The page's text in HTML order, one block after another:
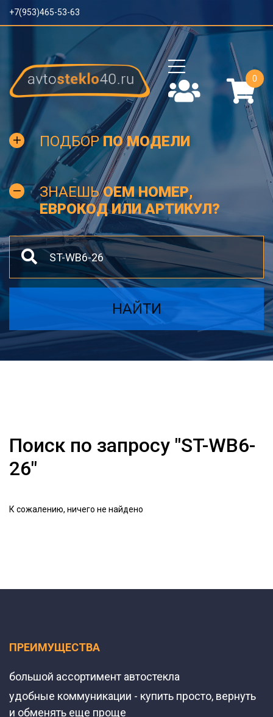
+7(953)465-53-63
0
ПОДБОРПО МОДЕЛИ
ЗНАЕШЬOEM НОМЕР,
ЕВРОКОД ИЛИ АРТИКУЛ?
НАЙТИ
Поиск по запросу "ST-WB6-
26"
К сожалению, ничего не найдено
ПРЕИМУЩЕСТВА
большой ассортимент автостекла
удобные коммуникации - купить просто, вернуть
и обменять еще проще